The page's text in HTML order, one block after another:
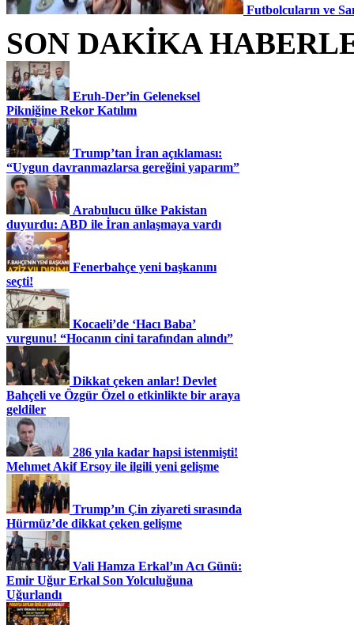
Futbolcuların ve
SON DAKİKA
Eruh-Der’in Geleneksel
Pikniğine Rekor Katılım
Trump’tan İran açıklaması:
“Uygun davranmazlarsa gereğini yaparım”
Arabulucu ülke Pakistan
duyurdu: ABD ile İran anlaşmaya vardı
Fenerbahçe yeni başkanını
seçti!
Kocaeli’de ‘Hacı Baba’
vurgunu! “Hocanın cini tarafından alındı”
Dikkat çeken anlar! Devlet
Bahçeli ve Özgür Özel o etkinlikte bir araya
geldiler
286 yıla kadar hapsi istenmişti!
Mehmet Akif Ersoy ile ilgili yeni gelişme
Trump’ın Çin ziyareti sırasında
Hürmüz’de dikkat çeken gelişme
Vali Hamza Erkal’ın Acı Günü:
Emir Uğur Erkal Son Yolculuğuna
Uğurlandı